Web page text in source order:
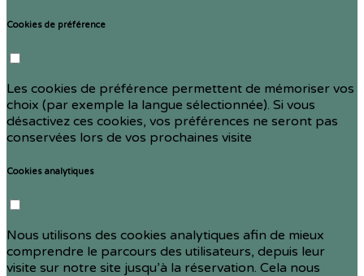
Cookies de préférence
Les cookies de préférence permettent de mémoriser vos
choix (par exemple la langue sélectionnée). Si vous
désactivez ces cookies, vos préférences ne seront pas
conservées lors de vos prochaines visite
Cookies analytiques
Nous utilisons des cookies analytiques afin de mieux
comprendre le parcours des utilisateurs, depuis leur
visite sur notre site jusqu’à la réservation. Cela nous